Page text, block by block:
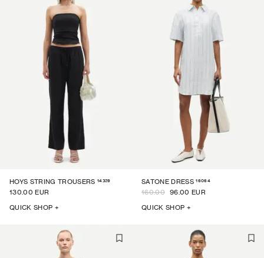
HOYS STRING TROUSERS 14329
130.00 EUR
QUICK SHOP +
SATONE DRESS 16064
160.00 96.00 EUR
QUICK SHOP +